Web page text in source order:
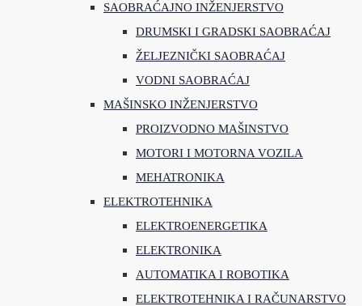
SAOBRAĆAJNO INŽENJERSTVO
DRUMSKI I GRADSKI SAOBRAĆAJ
ŽELJEZNIČKI SAOBRAĆAJ
VODNI SAOBRAĆAJ
MAŠINSKO INŽENJERSTVO
PROIZVODNO MAŠINSTVO
MOTORI I MOTORNA VOZILA
MEHATRONIKA
ELEKTROTEHNIKA
ELEKTROENERGETIKA
ELEKTRONIKA
AUTOMATIKA I ROBOTIKA
ELEKTROTEHNIKA I RAČUNARSTVO